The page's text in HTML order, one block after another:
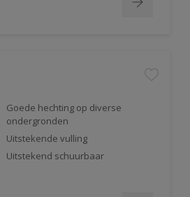
Goede hechting op diverse
ondergronden
Uitstekende vulling
Uitstekend schuurbaar